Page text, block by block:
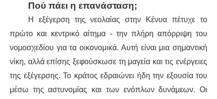
Πού πάει η επανάσταση;
Η εξέγερση της νεολαίας στην Κένυα πέτυχε το
πρώτο και κεντρικό αίτημα - την πλήρη απόρριψη του
νομοσχεδίου για τα οικονομικά. Αυτή είναι μια σημαντική
νίκη, αλλά επίσης ξεφούσκωσε τη μαγεία και τις ενέργειες
της εξέγερσης. Το κράτος εδραιώνει ήδη την εξουσία του
μέσω της αστυνομίας και των ενόπλων δυνάμεων. Οι